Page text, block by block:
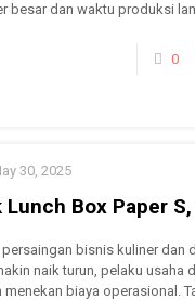
besar dan waktu produksi
0
30, 2025
Box Paper
bisnis kuliner dan
naik turun, pelaku usaha
menekan biaya operasional.